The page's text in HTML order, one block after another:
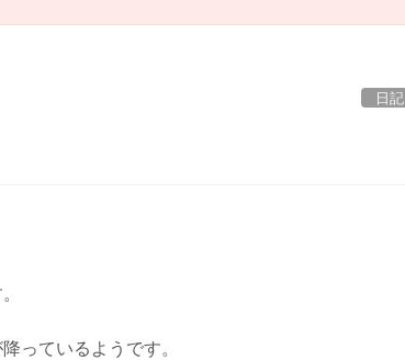
日記
っているようです。